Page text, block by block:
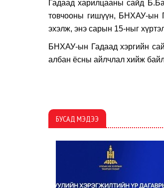
Гадаад харилцааны сайд
товчооны гишүүн, БНХАУ-ын
эхэлж, энэ сарын 15-ныг
БНХАУ-ын Гадаад хэргийн
албан ёсны айлчлал хийж
БУСАД МЭДЭЭ